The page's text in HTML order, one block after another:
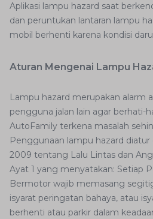
Aplikasi lampu hazard saat
dan peruntukan lantaran lampu
mobil berhenti karena kondisi
Aturan Mengenai Lampu
Lampu hazard merupakan alarm
pengguna jalan lain agar berhati-
AutoFamily terkena masalah
Penggunaan lampu hazard diatur
2009 tentang Lalu Lintas dan
Ayat 1 yang menyatakan: Setiap
Bermotor wajib memasang
isyarat peringatan bahaya, atau
berhenti atau parkir dalam